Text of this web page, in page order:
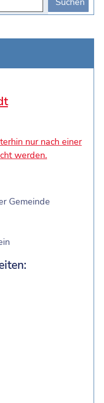
nur nach einer
werden.
Gemeinde